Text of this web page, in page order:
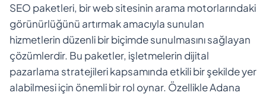
SEO paketleri, bir web sitesinin arama motorlarındaki
görünürlüğünü artırmak amacıyla sunulan
hizmetlerin düzenli bir biçimde sunulmasını sağlayan
çözümlerdir. Bu paketler, işletmelerin dijital
pazarlama stratejileri kapsamında etkili bir şekilde yer
alabilmesi için önemli bir rol oynar. Özellikle Adana